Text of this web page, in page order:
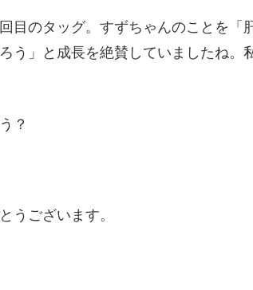
目のタッグ。すずちゃんのことを「
う」と成長を絶賛していましたね。
？
うございます。